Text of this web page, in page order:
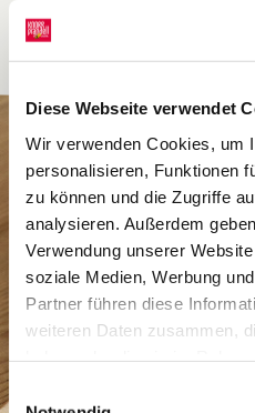
Diese Webseite verwendet
Wir verwenden Cookies, um
personalisieren, Funktionen
zu können und die Zugriffe
analysieren. Außerdem
Verwendung unserer
soziale Medien, Werbung
Partner führen diese
weiteren Daten zusammen,
Einwilligungsauswahl